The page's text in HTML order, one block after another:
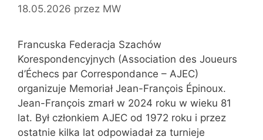
18.05.2026 przez MW
Francuska Federacja Szachów
Korespondencyjnych (Association des Joueurs
d’Échecs par Correspondance – AJEC)
organizuje Memoriał Jean-François Épinoux.
Jean-François zmarł w 2024 roku w wieku 81
lat. Był członkiem AJEC od 1972 roku i przez
ostatnie kilka lat odpowiadał za turnieje